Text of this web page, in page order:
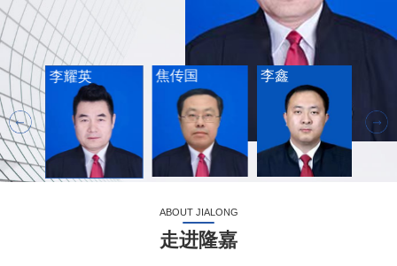
李耀英 焦传国 李鑫
ABOUT JIALONG
走进隆嘉